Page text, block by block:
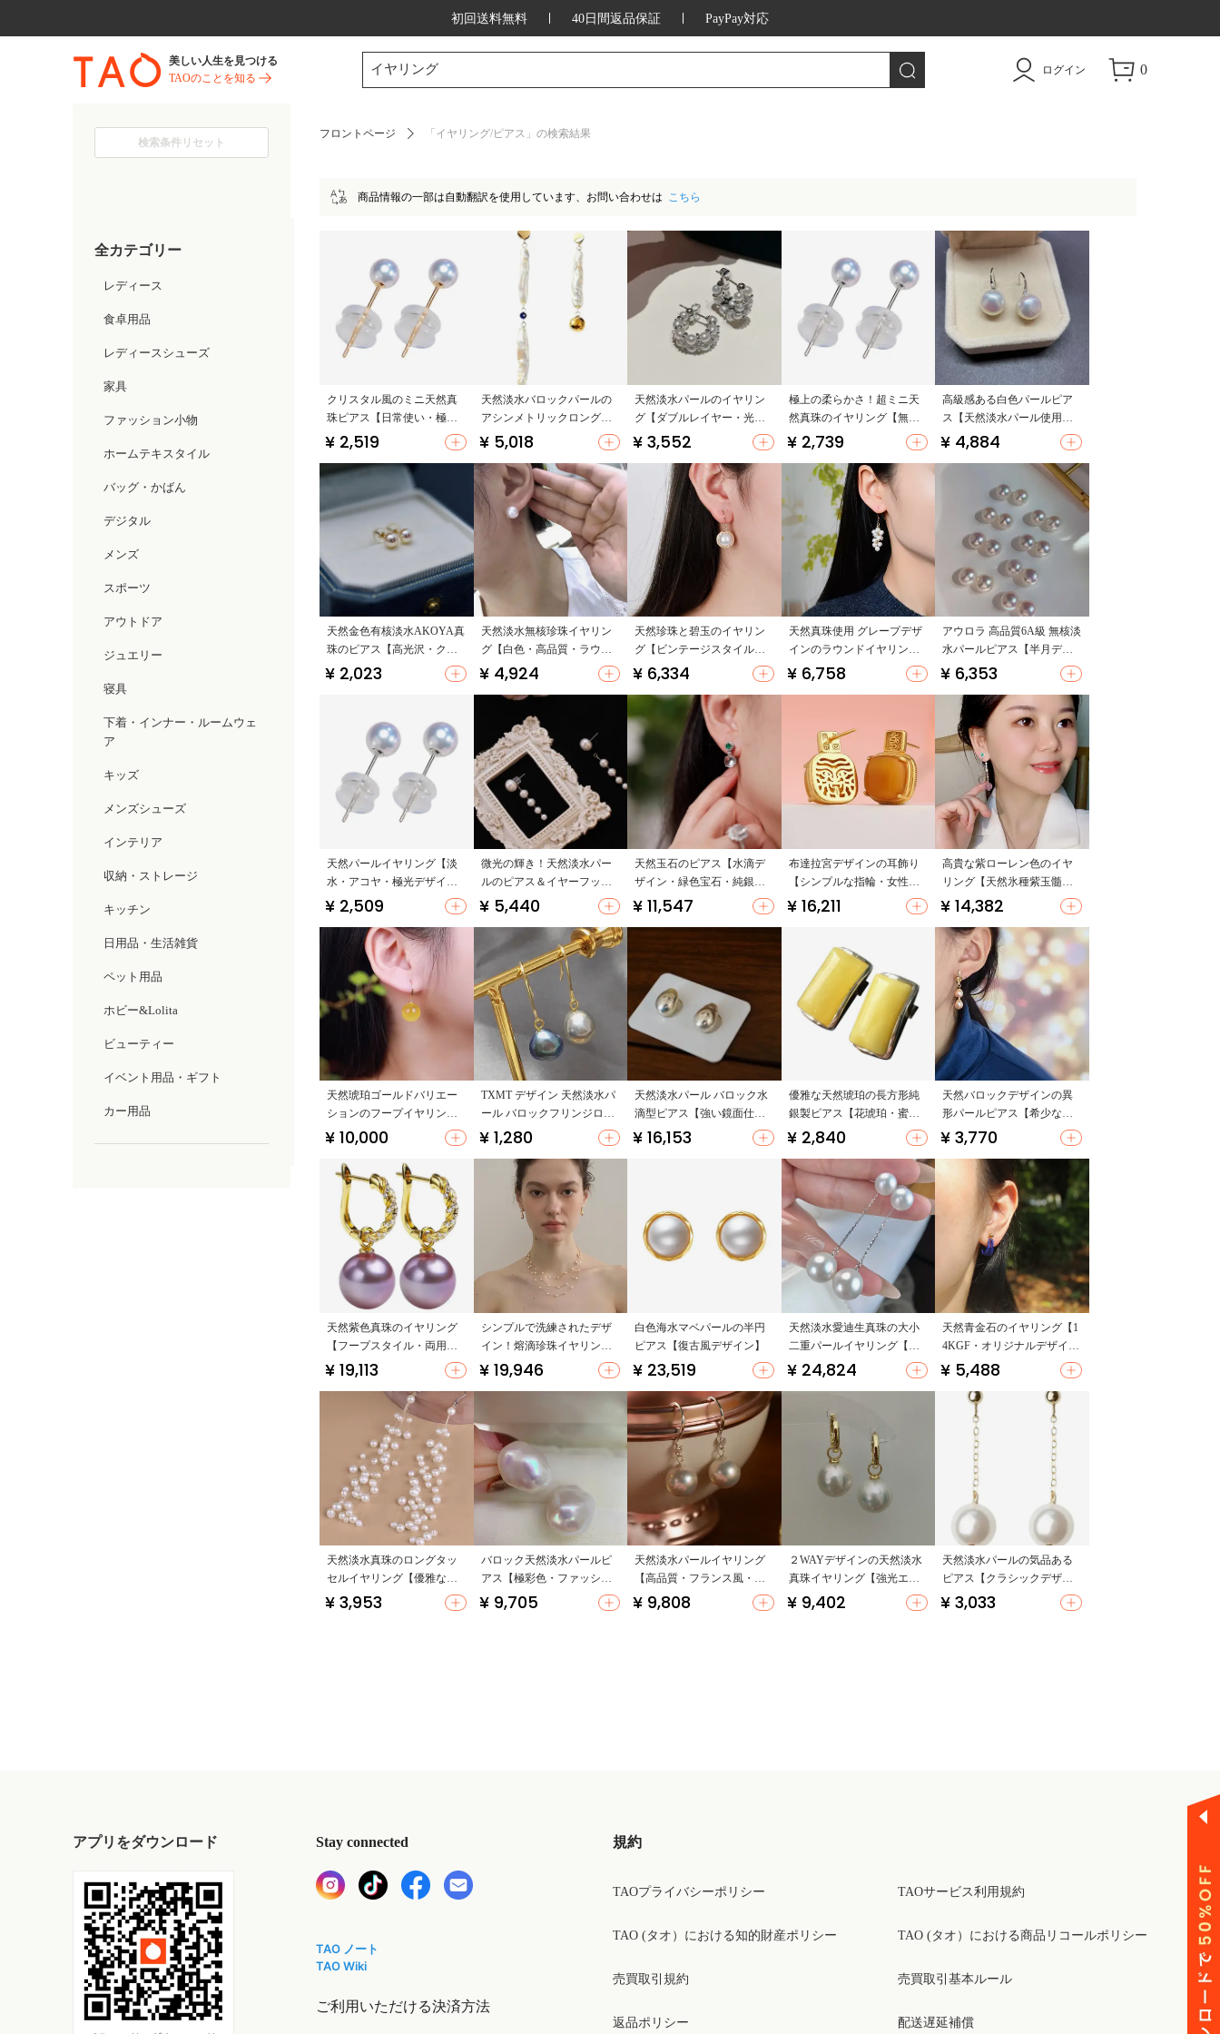
今だけ! 最大65％OFF! |ファッション、家庭用品、キッチン用品、アウトドア用品|TAO
初回送料無料 40日間返品保証 PayPay対応
美しい人生を見つける
TAOのことを知る
イヤリング ログイン 0
検索条件リセット
全カテゴリー
レディース
食卓用品
レディースシューズ
家具
ファッション小物
ホームテキスタイル
バッグ・かばん
デジタル
メンズ
スポーツ
アウトドア
ジュエリー
寝具
下着・インナー・ルームウェ
ア
キッズ
メンズシューズ
インテリア
収納・ストレージ
キッチン
日用品・生活雑貨
ペット用品
ホビー&Lolita
ビューティー
イベント用品・ギフト
カー用品
フロントページ 「イヤリング/ピアス」の検索結果
商品情報の一部は自動翻訳を使用しています、お問い合わせは こちら
クリスタル風のミニ天然真
珠ピアス【日常使い・極上
の柔らかさ・フレッシュウ
ォーター】
¥ 2,519
天然淡水バロックパールの
アシンメトリックロングピ
アス【オリジナルデザイ
ン・個性的】
¥ 5,018
天然淡水パールのイヤリン
グ【ダブルレイヤー・光沢
感あり・ファッショナブ
ル】
¥ 3,552
極上の柔らかさ！超ミニ天
然真珠のイヤリング【無痛
タイプ・淡水パール・美し
いデザイン】
¥ 2,739
高級感ある白色パールピア
ス【天然淡水パール使用・
スタイリッシュ】
¥ 4,884
天然金色有核淡水AKOYA真
珠のピアス【高光沢・クリ
スタルクリーン】
¥ 2,023
天然淡水無核珍珠イヤリン
グ【白色・高品質・ラウン
ドデザイン】
¥ 4,924
天然珍珠と碧玉のイヤリン
グ【ビンテージスタイル・
個性的・高級感】
¥ 6,334
天然真珠使用 グレープデザ
インのラウンドイヤリング
【14Kゴールドコーティン
¥ 6,758
アウロラ 高品質6A級 無核淡
水パールピアス【半月デザ
イン・丸型】
¥ 6,353
天然パールイヤリング【淡
水・アコヤ・極光デザイ
ン】
¥ 2,509
微光の輝き！天然淡水パー
ルのピアス＆イヤーフック
【高級感あるデザイン・新
¥ 5,440
天然玉石のピアス【水滴デ
ザイン・緑色宝石・純銀仕
上げ】
¥ 11,547
布達拉宮デザインの耳飾り
【シンプルな指輪・女性向
け・贈り物に最適】
¥ 16,211
高貴な紫ローレン色のイヤ
リング【天然氷種紫玉髓・
長款・フラワーモチーフ】
¥ 14,382
天然琥珀ゴールドバリエー
ションのフープイヤリング
【シンプルでエレガント】
¥ 10,000
TXMT デザイン 天然淡水パ
ール バロックフリンジロン
グイヤリング【女性用・ス
¥ 1,280
天然淡水パール バロック水
滴型ピアス【強い鏡面仕上
げ・個性的デザイン】
¥ 16,153
優雅な天然琥珀の長方形純
銀製ピアス【花琥珀・蜜
蝋】
¥ 2,840
天然バロックデザインの異
形パールピアス【希少なオ
ーロラ色・ファッションア
¥ 3,770
天然紫色真珠のイヤリング
【フープスタイル・両用デ
ザイン】
¥ 19,113
シンプルで洗練されたデザ
イン！熔滴珍珠イヤリング
【高級感ある耳飾り】
¥ 19,946
白色海水マベパールの半円
ピアス【復古風デザイン】
¥ 23,519
天然淡水愛迪生真珠の大小
二重パールイヤリング【超
大円形・洗練されたデザイ
¥ 24,824
天然青金石のイヤリング【1
4KGF・オリジナルデザイ
ン・ヴィンテージスタイ
¥ 5,488
天然淡水真珠のロングタッ
セルイヤリング【優雅なデ
ザイン・女性用】
¥ 3,953
バロック天然淡水パールピ
アス【極彩色・ファッショ
ナブルなデザイン】
¥ 9,705
天然淡水パールイヤリング
【高品質・フランス風・軽
やかでエレガント】
¥ 9,808
２WAYデザインの天然淡水
真珠イヤリング【強光エア
リング・オシャレな雰囲
¥ 9,402
天然淡水パールの気品ある
ピアス【クラシックデザイ
ン・ファッションアクセサ
リー】
¥ 3,033
アプリをダウンロード Stay connected
TAO ノート
TAO Wiki
ご利用いただける決済方法
規約
TAOプライバシーポリシー
TAO (タオ）における知的財産ポリシー
売買取引規約
返品ポリシー
TAOサービス利用規約
TAO (タオ）における商品リコールポリシー
売買取引基本ルール
配送遅延補償